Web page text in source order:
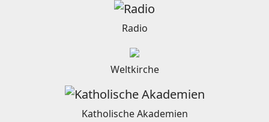
Radio
Weltkirche
Katholische Akademien